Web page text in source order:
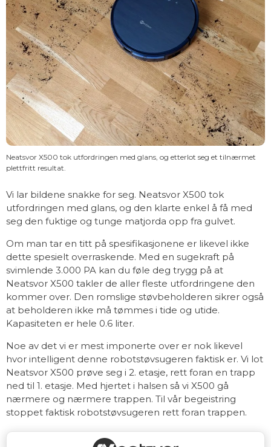
Neatsvor X500 tok utfordringen med glans, og etterlot seg et tilnærmet
plettfritt resultat.
Vi lar bildene snakke for seg. Neatsvor X500 tok
utfordringen med glans, og den klarte enkel å få med
seg den fuktige og tunge matjorda opp fra gulvet.
Om man tar en titt på spesifikasjonene er likevel ikke
dette spesielt overraskende. Med en sugekraft på
svimlende 3.000 PA kan du føle deg trygg på at
Neatsvor X500 takler de aller fleste utfordringene den
kommer over. Den romslige støvbeholderen sikrer også
at beholderen ikke må tømmes i tide og utide.
Kapasiteten er hele 0.6 liter.
Noe av det vi er mest imponerte over er nok likevel
hvor intelligent denne robotstøvsugeren faktisk er. Vi lot
Neatsvor X500 prøve seg i 2. etasje, rett foran en trapp
ned til 1. etasje. Med hjertet i halsen så vi X500 gå
nærmere og nærmere trappen. Til vår begeistring
stoppet faktisk robotstøvsugeren rett foran trappen.